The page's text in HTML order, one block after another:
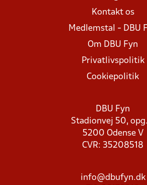
Kontakt os
Medlemstal - DBU
Om DBU Fyn
Privatlivspolitik
Cookiepolitik
DBU Fyn
Stadionvej 50,
5200 Odense V
CVR: 35208518
info@dbufyn.dk